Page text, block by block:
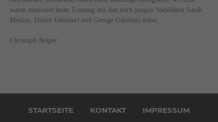
waren motiviert beim Training mit den noch jungen Vorbildern Sarah
Mehlau, Daniel Udsilauri und George Udsilauri dabei.
Christoph Nesper
überspringenSTARTSEITE KONTAKT
IMPRESSUM